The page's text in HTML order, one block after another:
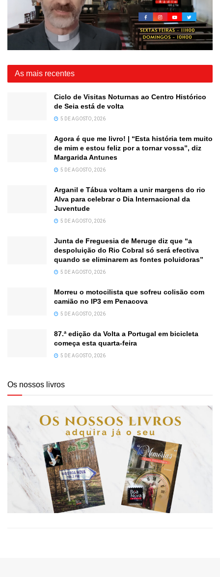
As mais recentes
Ciclo de Visitas Noturnas ao Centro Histórico
de Seia está de volta
5 DE AGOSTO, 2026
Agora é que me livro! | “Esta história tem muito
de mim e estou feliz por a tornar vossa”, diz
Margarida Antunes
5 DE AGOSTO, 2026
Arganil e Tábua voltam a unir margens do rio
Alva para celebrar o Dia Internacional da
Juventude
5 DE AGOSTO, 2026
Junta de Freguesia de Meruge diz que “a
despoluição do Rio Cobral só será efectiva
quando se eliminarem as fontes poluidoras”
5 DE AGOSTO, 2026
Morreu o motocilista que sofreu colisão com
camião no IP3 em Penacova
5 DE AGOSTO, 2026
87.ª edição da Volta a Portugal em bicicleta
começa esta quarta-feira
5 DE AGOSTO, 2026
Os nossos livros